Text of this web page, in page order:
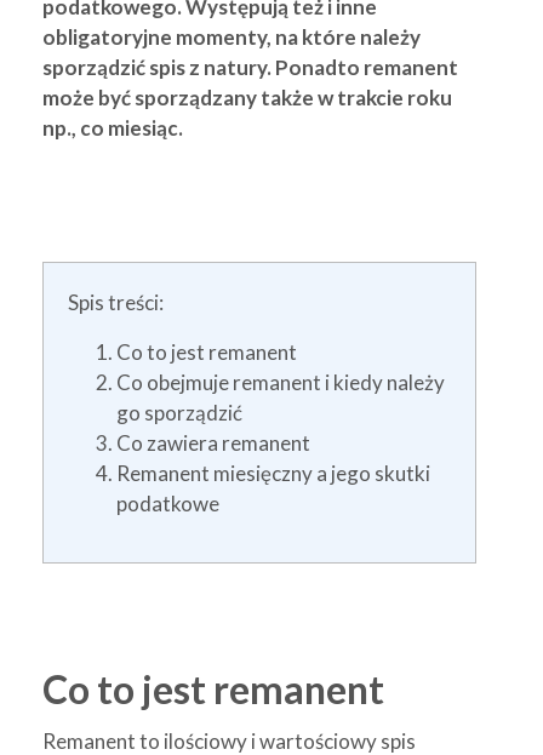
podatkowego. Występują też i inne
obligatoryjne momenty, na które należy
sporządzić spis z natury. Ponadto remanent
może być sporządzany także w trakcie roku
np., co miesiąc.
Spis treści:
Co to jest remanent
Co obejmuje remanent i kiedy należy
go sporządzić
Co zawiera remanent
Remanent miesięczny a jego skutki
podatkowe
Co to jest remanent
Remanent to ilościowy i wartościowy spis